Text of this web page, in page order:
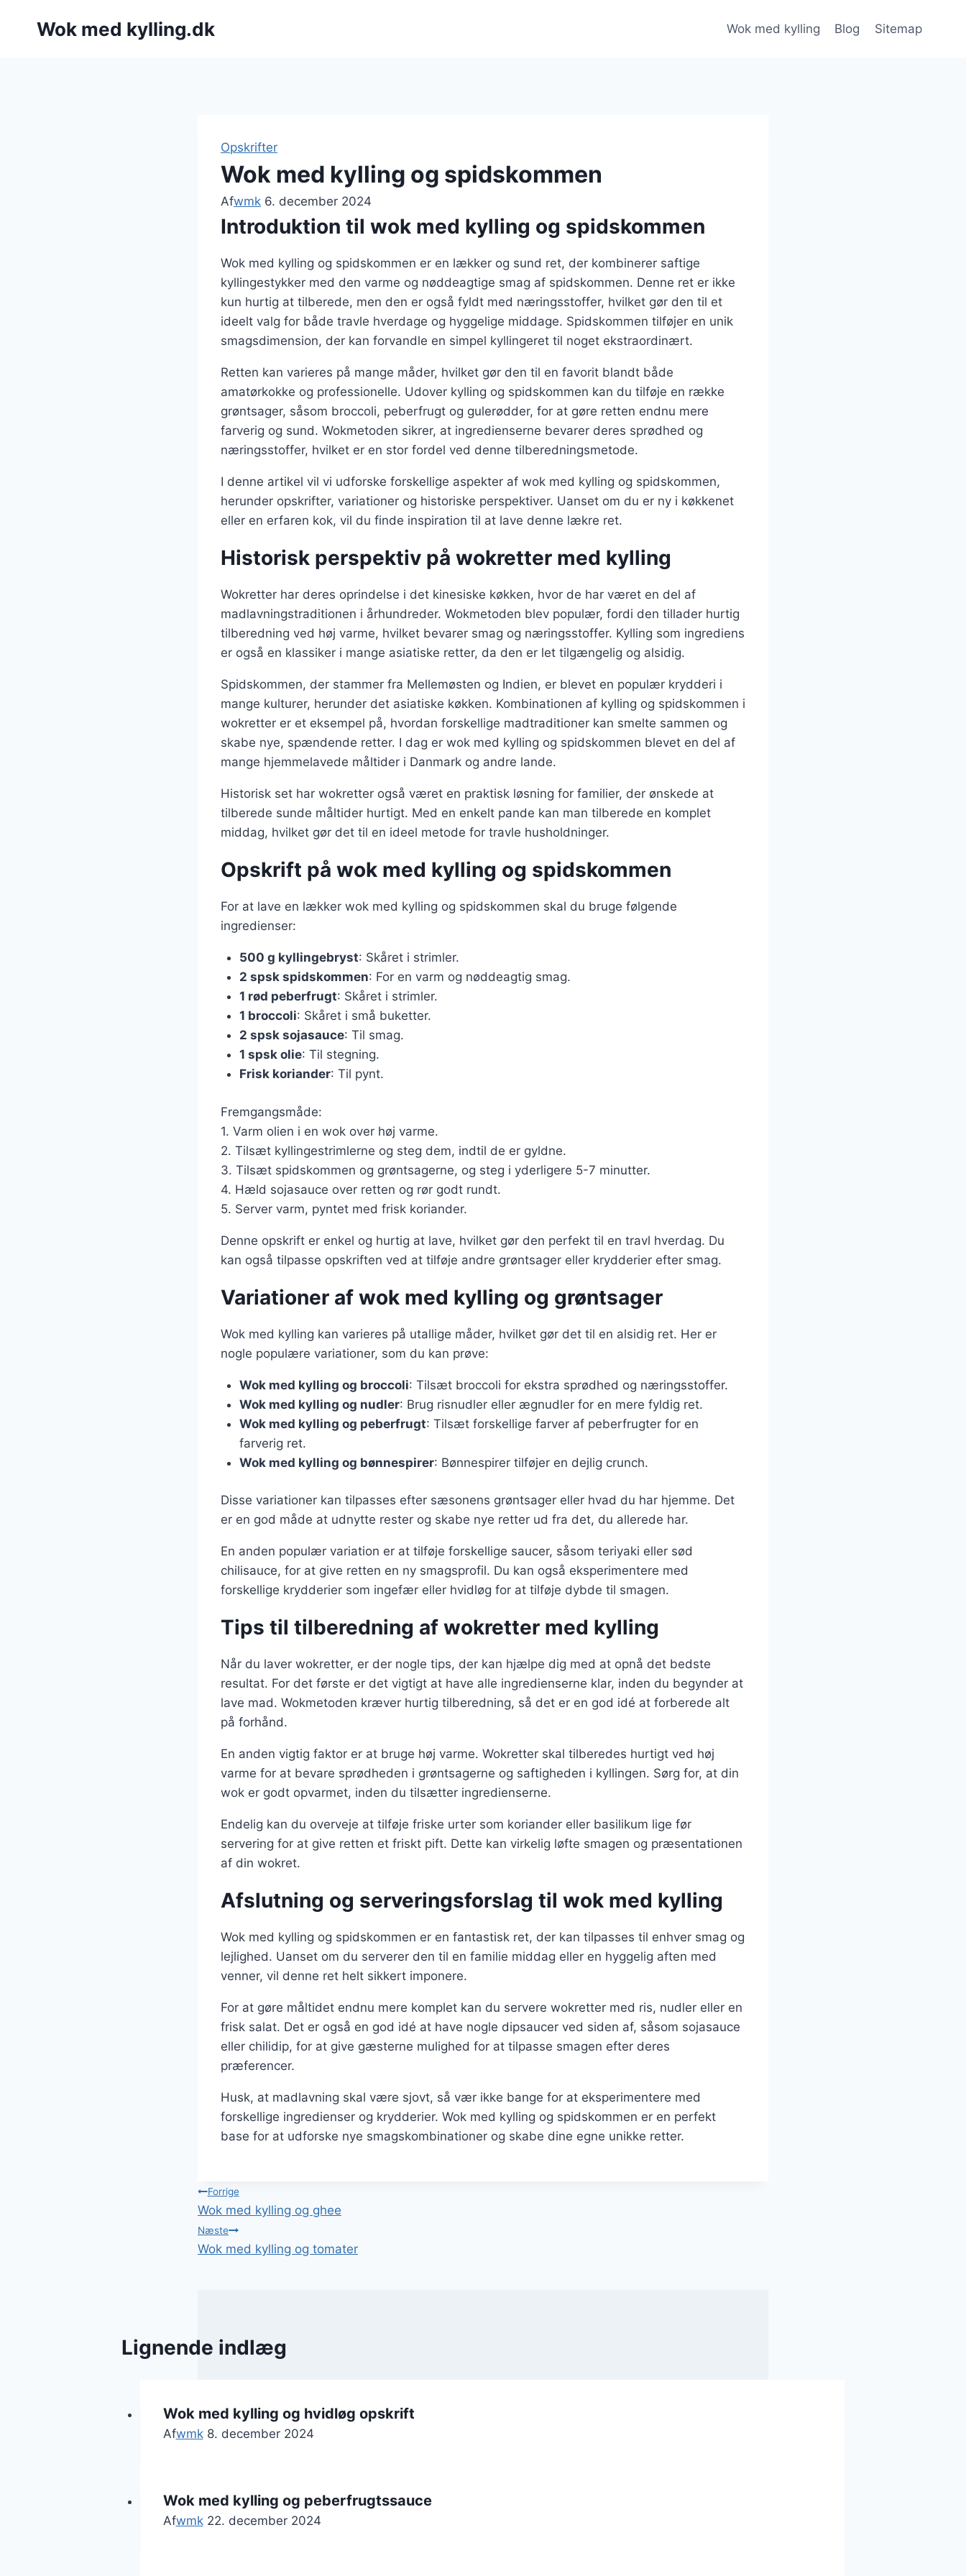
Wok med kylling.dk Wok med kylling Blog Sitemap
Opskrifter
Wok med kylling og spidskommen
Afwmk 6. december 2024
Introduktion til wok med kylling og spidskommen
Wok med kylling og spidskommen er en lækker og sund ret, der kombinerer saftige
kyllingestykker med den varme og nøddeagtige smag af spidskommen. Denne ret er ikke
kun hurtig at tilberede, men den er også fyldt med næringsstoffer, hvilket gør den til et
ideelt valg for både travle hverdage og hyggelige middage. Spidskommen tilføjer en unik
smagsdimension, der kan forvandle en simpel kyllingeret til noget ekstraordinært.
Retten kan varieres på mange måder, hvilket gør den til en favorit blandt både
amatørkokke og professionelle. Udover kylling og spidskommen kan du tilføje en række
grøntsager, såsom broccoli, peberfrugt og gulerødder, for at gøre retten endnu mere
farverig og sund. Wokmetoden sikrer, at ingredienserne bevarer deres sprødhed og
næringsstoffer, hvilket er en stor fordel ved denne tilberedningsmetode.
I denne artikel vil vi udforske forskellige aspekter af wok med kylling og spidskommen,
herunder opskrifter, variationer og historiske perspektiver. Uanset om du er ny i køkkenet
eller en erfaren kok, vil du finde inspiration til at lave denne lækre ret.
Historisk perspektiv på wokretter med kylling
Wokretter har deres oprindelse i det kinesiske køkken, hvor de har været en del af
madlavningstraditionen i århundreder. Wokmetoden blev populær, fordi den tillader hurtig
tilberedning ved høj varme, hvilket bevarer smag og næringsstoffer. Kylling som ingrediens
er også en klassiker i mange asiatiske retter, da den er let tilgængelig og alsidig.
Spidskommen, der stammer fra Mellemøsten og Indien, er blevet en populær krydderi i
mange kulturer, herunder det asiatiske køkken. Kombinationen af kylling og spidskommen i
wokretter er et eksempel på, hvordan forskellige madtraditioner kan smelte sammen og
skabe nye, spændende retter. I dag er wok med kylling og spidskommen blevet en del af
mange hjemmelavede måltider i Danmark og andre lande.
Historisk set har wokretter også været en praktisk løsning for familier, der ønskede at
tilberede sunde måltider hurtigt. Med en enkelt pande kan man tilberede en komplet
middag, hvilket gør det til en ideel metode for travle husholdninger.
Opskrift på wok med kylling og spidskommen
For at lave en lækker wok med kylling og spidskommen skal du bruge følgende
ingredienser:
500 g kyllingebryst: Skåret i strimler.
2 spsk spidskommen: For en varm og nøddeagtig smag.
1 rød peberfrugt: Skåret i strimler.
1 broccoli: Skåret i små buketter.
2 spsk sojasauce: Til smag.
1 spsk olie: Til stegning.
Frisk koriander: Til pynt.
Fremgangsmåde:
1. Varm olien i en wok over høj varme.
2. Tilsæt kyllingestrimlerne og steg dem, indtil de er gyldne.
3. Tilsæt spidskommen og grøntsagerne, og steg i yderligere 5-7 minutter.
4. Hæld sojasauce over retten og rør godt rundt.
5. Server varm, pyntet med frisk koriander.
Denne opskrift er enkel og hurtig at lave, hvilket gør den perfekt til en travl hverdag. Du
kan også tilpasse opskriften ved at tilføje andre grøntsager eller krydderier efter smag.
Variationer af wok med kylling og grøntsager
Wok med kylling kan varieres på utallige måder, hvilket gør det til en alsidig ret. Her er
nogle populære variationer, som du kan prøve:
Wok med kylling og broccoli: Tilsæt broccoli for ekstra sprødhed og næringsstoffer.
Wok med kylling og nudler: Brug risnudler eller ægnudler for en mere fyldig ret.
Wok med kylling og peberfrugt: Tilsæt forskellige farver af peberfrugter for en
farverig ret.
Wok med kylling og bønnespirer: Bønnespirer tilføjer en dejlig crunch.
Disse variationer kan tilpasses efter sæsonens grøntsager eller hvad du har hjemme. Det
er en god måde at udnytte rester og skabe nye retter ud fra det, du allerede har.
En anden populær variation er at tilføje forskellige saucer, såsom teriyaki eller sød
chilisauce, for at give retten en ny smagsprofil. Du kan også eksperimentere med
forskellige krydderier som ingefær eller hvidløg for at tilføje dybde til smagen.
Tips til tilberedning af wokretter med kylling
Når du laver wokretter, er der nogle tips, der kan hjælpe dig med at opnå det bedste
resultat. For det første er det vigtigt at have alle ingredienserne klar, inden du begynder at
lave mad. Wokmetoden kræver hurtig tilberedning, så det er en god idé at forberede alt
på forhånd.
En anden vigtig faktor er at bruge høj varme. Wokretter skal tilberedes hurtigt ved høj
varme for at bevare sprødheden i grøntsagerne og saftigheden i kyllingen. Sørg for, at din
wok er godt opvarmet, inden du tilsætter ingredienserne.
Endelig kan du overveje at tilføje friske urter som koriander eller basilikum lige før
servering for at give retten et friskt pift. Dette kan virkelig løfte smagen og præsentationen
af din wokret.
Afslutning og serveringsforslag til wok med kylling
Wok med kylling og spidskommen er en fantastisk ret, der kan tilpasses til enhver smag og
lejlighed. Uanset om du serverer den til en familie middag eller en hyggelig aften med
venner, vil denne ret helt sikkert imponere.
For at gøre måltidet endnu mere komplet kan du servere wokretter med ris, nudler eller en
frisk salat. Det er også en god idé at have nogle dipsaucer ved siden af, såsom sojasauce
eller chilidip, for at give gæsterne mulighed for at tilpasse smagen efter deres
præferencer.
Husk, at madlavning skal være sjovt, så vær ikke bange for at eksperimentere med
forskellige ingredienser og krydderier. Wok med kylling og spidskommen er en perfekt
base for at udforske nye smagskombinationer og skabe dine egne unikke retter.
Indlægsnavigation
Forrige
Wok med kylling og ghee
Næste
Wok med kylling og tomater
Lignende indlæg
Wok med kylling og hvidløg opskrift
Afwmk 8. december 2024
Wok med kylling og peberfrugtssauce
Afwmk 22. december 2024